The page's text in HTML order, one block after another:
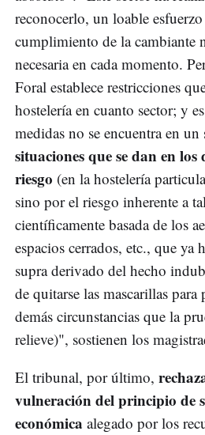
reconocerlo, un loable
cumplimiento de la cambiante
necesaria en cada momento.
Foral establece restricciones
hostelería en cuanto sector; y
medidas no se encuentra en
situaciones que se dan en los
riesgo (en la hostelería
sino por el riesgo inherente a
científicamente basada de los
espacios cerrados, etc., que ya
supra derivado del hecho
de quitarse las mascarillas
demás circunstancias que la
relieve)", sostienen los
El tribunal, por último,
vulneración del principio de
económica alegado por los